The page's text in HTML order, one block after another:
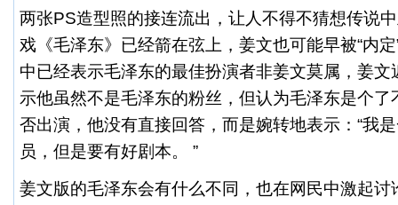
两张PS造型照的接连流出，让人不得不猜想传说
戏《毛泽东》已经箭在弦上，姜文也可能早被“内
中已经表示毛泽东的最佳扮演者非姜文莫属，姜
示他虽然不是毛泽东的粉丝，但认为毛泽东是个
否出演，他没有直接回答，而是婉转地表示：“我
员，但是要有好剧本。 ”
姜文版的毛泽东会有什么不同，也在网民中激起讨